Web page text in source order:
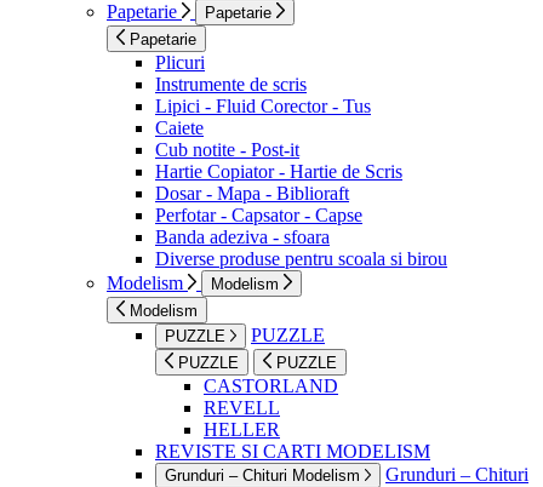
Papetarie
Papetarie
Papetarie
Plicuri
Instrumente de scris
Lipici - Fluid Corector - Tus
Caiete
Cub notite - Post-it
Hartie Copiator - Hartie de Scris
Dosar - Mapa - Biblioraft
Perfotar - Capsator - Capse
Banda adeziva - sfoara
Diverse produse pentru scoala si birou
Modelism
Modelism
Modelism
PUZZLE
PUZZLE
PUZZLE PUZZLE
CASTORLAND
REVELL
HELLER
REVISTE SI CARTI MODELISM
Grunduri – Chituri Modelism
Grunduri – Chituri